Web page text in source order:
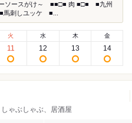
ーソースがけ～ ■■□■ 肉 ■□■ ■九州
刺しユッケ ■...
火
11
水
12
木
13
金
14
ゃぶしゃぶ、居酒屋